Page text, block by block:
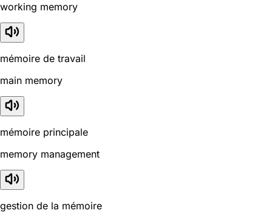
working memory
mémoire de travail
main memory
mémoire principale
memory management
gestion de la mémoire